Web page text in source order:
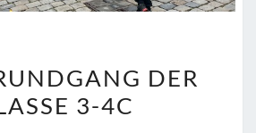
DER
KLASSE
DER
3-4C